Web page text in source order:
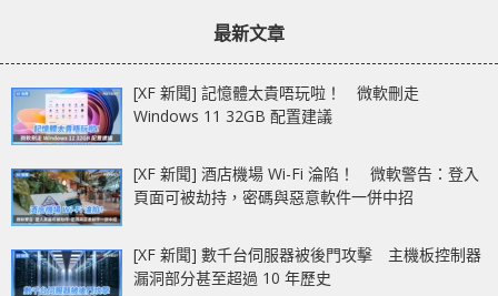
最新文章
[XF 新聞] 記憶體太貴唔玩啦！ 微軟刪走
Windows 11 32GB 配置建議
[XF 新聞] 酒店機場 Wi-Fi 淪陷！ 微軟警告：登入
頁面可被劫持，密碼與惡意軟件一併中招
[XF 新聞] 數千台伺服器被後門攻擊 主機板控制器
漏洞部分甚至超過 10 年歷史